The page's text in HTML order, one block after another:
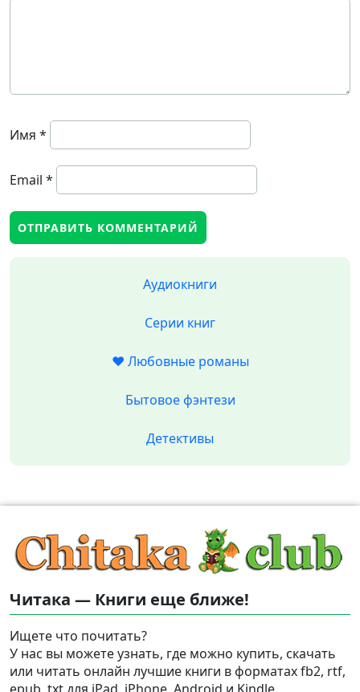
Имя *
Email *
Аудиокниги
Серии книг
❤️ Любовные романы
Бытовое фэнтези
Детективы
Читака — Книги еще ближе!
Ищете что почитать?
У нас вы можете узнать, где можно купить, скачать
или читать онлайн лучшие книги в форматах fb2, rtf,